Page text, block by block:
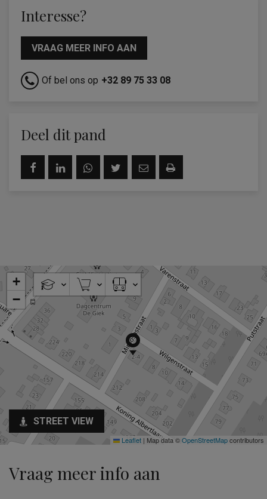
Interesse?
VRAAG MEER INFO AAN
Of bel ons op +32 89 75 33 08
Deel dit pand
+
−
Leaflet | Map data ©OpenStreetMapcontributors
STREET VIEW
Vraag meer info aan